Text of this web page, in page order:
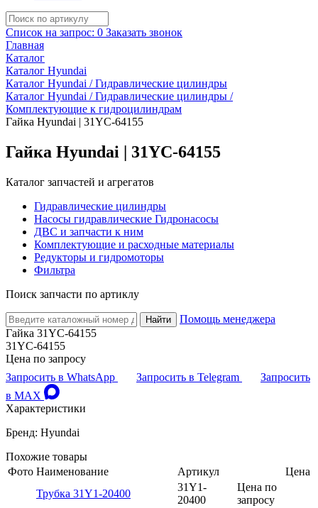
Список на запрос: 0 Заказать звонок
Главная
Каталог
Каталог Hyundai
Каталог Hyundai / Гидравлические цилиндры
Каталог Hyundai / Гидравлические цилиндры /
Комплектующие к гидроцилиндрам
Гайка Hyundai | 31YC-64155
Гайка Hyundai | 31YC-64155
Каталог запчастей и агрегатов
Гидравлические цилиндры
Насосы гидравлические Гидронасосы
ДВС и запчасти к ним
Комплектующие и расходные материалы
Редукторы и гидромоторы
Фильтра
Поиск запчасти по артиклу
Найти
Помощь менеджера
Гайка 31YC-64155
31YC-64155
Цена по запросу
Запросить в WhatsApp
Запросить в Telegram
Запросить
в MAX
Характеристики
Бренд: Hyundai
Похожие товары
Фото Наименование Артикул
Цена
Трубка 31Y1-20400
31Y1-
20400
Цена по
запросу